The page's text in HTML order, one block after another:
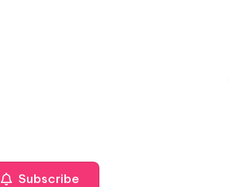
Subscribe